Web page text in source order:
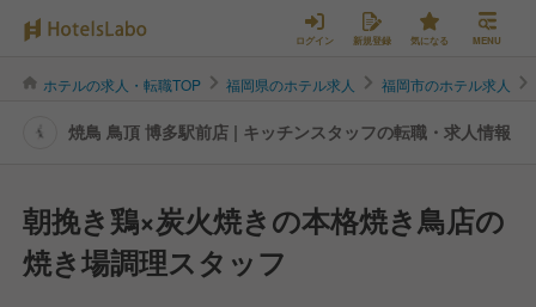
ログイン 新規登録 気になる MENU
ホテルの求人・転職TOP 福岡県のホテル求人 福岡市のホテル求人
焼鳥 鳥頂 博多駅前店 | キッチンスタッフの転職・求人情報
朝挽き鶏×炭火焼きの本格焼き鳥店の
焼き場調理スタッフ